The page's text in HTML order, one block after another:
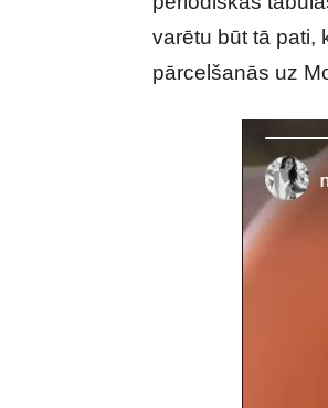
varētu būt tā pati,
pārcelšanās uz